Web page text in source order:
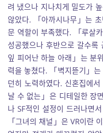
려 냈으나 지나치게 밀도가
않았다. 「아까시나무」는
문 역할이 부족했다. 「루살
성공했으나 후반으로 갈수
잎 피어난 하늘 아래」는 분
력을 놓쳤다. 「벽지뜯기」
던히 노력하였다. 신혼집에
날 수 없는」은 디테일한 장
나 SF적인 설정이 드러나면
「그녀의 채널」은 VR이란